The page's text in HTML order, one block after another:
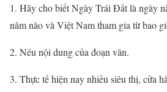
1. Hãy cho biết Ngày Trái Đất là ngày
năm nào và Việt Nam tham gia từ bao
2. Nêu nội dung của đoạn văn.
3. Thực tế hiện nay nhiều siêu thị, cửa